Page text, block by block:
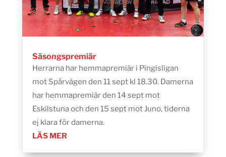
Säsongspremiär
Herrarna har hemmapremiär i Pingisligan
mot Spårvägen den 11 sept kl 18.30. Damerna
har hemmapremiär den 14 sept mot
Eskilstuna och den 15 sept mot Juno, tiderna
ej klara för damerna.
LÄS MER